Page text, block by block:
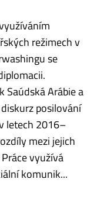
režimech v
se
Saúdská Arábie a
posilování
letech 2016–
mezi jejich
využívá
komunik...